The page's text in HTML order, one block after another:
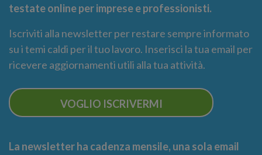
testate online per imprese e professionisti.
Iscriviti alla newsletter per restare sempre informato
su i temi caldi per il tuo lavoro. Inserisci la tua email per
ricevere aggiornamenti utili alla tua attività.
VOGLIO ISCRIVERMI
La newsletter ha cadenza mensile, una sola email